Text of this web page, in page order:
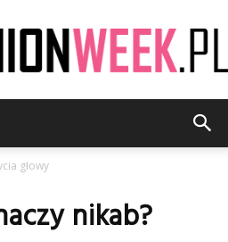
głowy
nikab?